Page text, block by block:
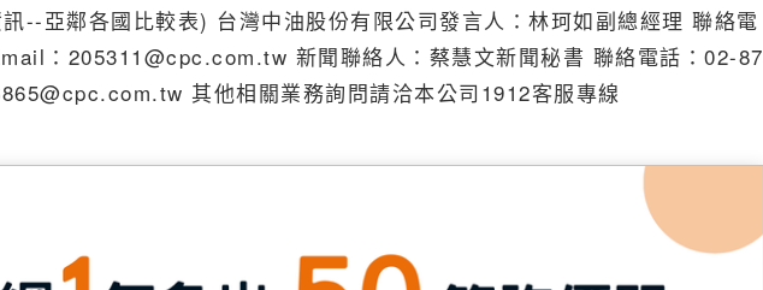
--亞鄰各國比較表) 台灣中油股份有限公司發言人：林珂如副總經理 聯絡電
：205311@cpc.com.tw 新聞聯絡人：蔡慧文新聞秘書 聯絡電話：02-87
其他相關業務詢問請洽本公司1912客服專線